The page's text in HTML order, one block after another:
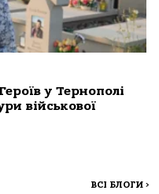
у Тернополі
військової
ВСІ БЛОГИ >